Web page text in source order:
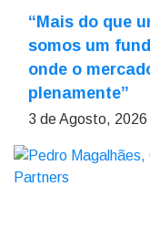
“Mais do que
somos um
onde o
plenamente”
3 de Agosto, 2026